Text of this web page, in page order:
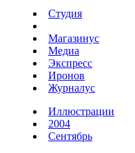
Студия
Магазинус
Медиа
Экспресс
Иронов
Журналус
Иллюстрации
2004
Сентябрь